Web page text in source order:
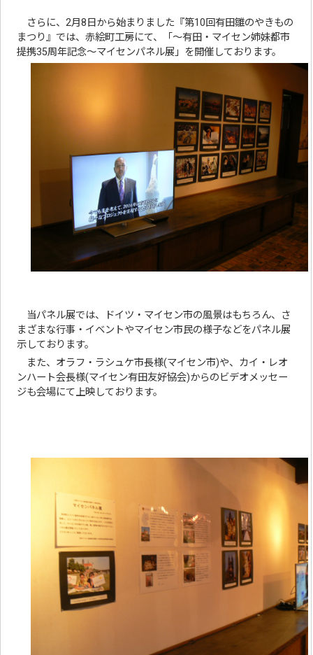
さらに、2月8日から始まりました『第10回有田雛のやきもの
まつり』では、赤絵町工房にて、「～有田・マイセン姉妹都市
提携35周年記念～マイセンパネル展」を開催しております。
当パネル展では、ドイツ・マイセン市の風景はもちろん、さ
まざまな行事・イベントやマイセン市民の様子などをパネル展
示しております。
また、オラフ・ラシュケ市長様(マイセン市)や、カイ・レオ
ンハート会長様(マイセン有田友好協会)からのビデオメッセー
ジも会場にて上映しております。